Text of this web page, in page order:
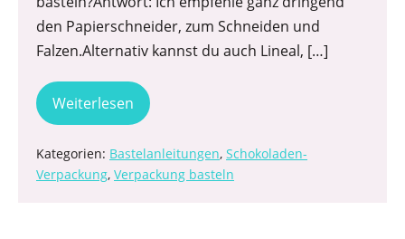
den Papierschneider, zum Schneiden und
Falzen.Alternativ kannst du auch Lineal, […]
Weiterlesen
Kategorien: Bastelanleitungen, Schokoladen-
Verpackung, Verpackung basteln